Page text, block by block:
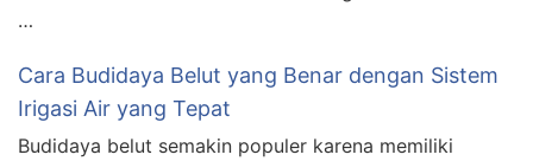
…
Cara Budidaya Belut yang Benar dengan Sistem
Irigasi Air yang Tepat
Budidaya belut semakin populer karena memiliki